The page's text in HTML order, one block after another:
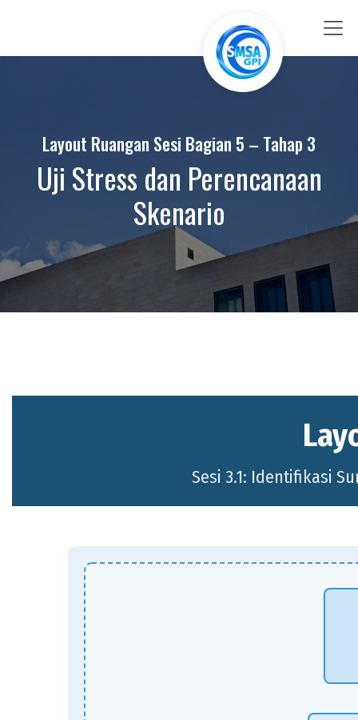
Layout Ruangan Sesi Bagian 5 – Tahap 3
Uji Stress dan Perencanaan
Skenario
Sesi 3.1: Identifikasi